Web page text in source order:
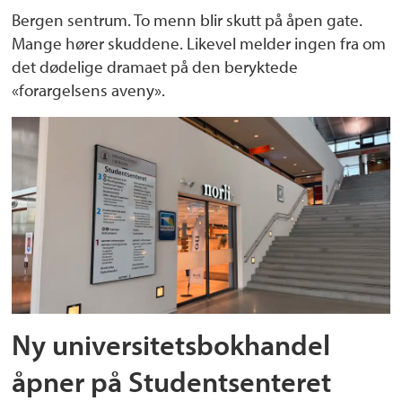
Bergen sentrum. To menn blir skutt på åpen gate.
Mange hører skuddene. Likevel melder ingen fra om
det dødelige dramaet på den beryktede
«forargelsens aveny».
Ny universitetsbokhandel
åpner på Studentsenteret